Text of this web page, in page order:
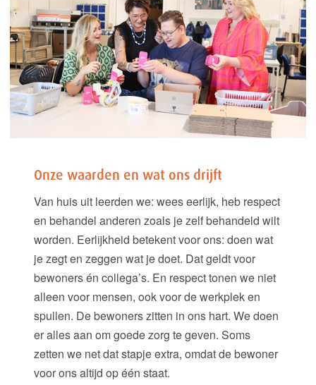
Onze waarden en wat ons drijft
Van huis uit leerden we: wees eerlijk, heb respect
en behandel anderen zoals je zelf behandeld wilt
worden. Eerlijkheid betekent voor ons: doen wat
je zegt en zeggen wat je doet. Dat geldt voor
bewoners én collega’s. En respect tonen we niet
alleen voor mensen, ook voor de werkplek en
spullen. De bewoners zitten in ons hart. We doen
er alles aan om goede zorg te geven. Soms
zetten we net dat stapje extra, omdat de bewoner
voor ons altijd op één staat.